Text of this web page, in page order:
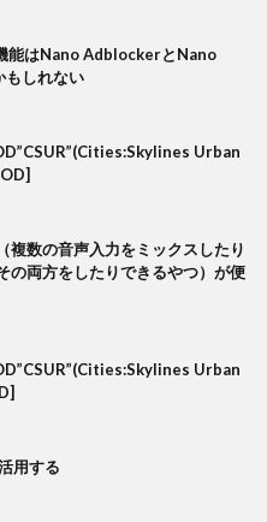
能はNano AdblockerとNano
しれない
Urban
複数の音声入力をミックスしたり
の両方をしたりできるやつ）が便
Urban
用する